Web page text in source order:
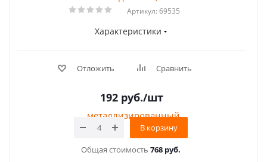
Артикул: 69535
Характеристики
Отложить Сравнить
192руб./шт
В корзину
Общая стоимость 768 руб.